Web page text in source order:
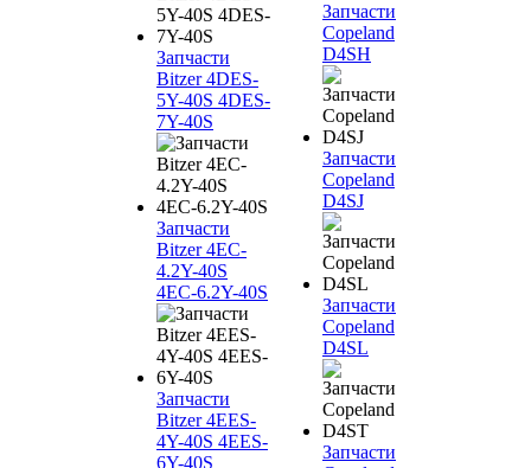
Запчасти
Bitzer 4DES-
5Y-40S 4DES-
7Y-40S
Запчасти
Bitzer 4EC-
4.2Y-40S
4EC-6.2Y-40S
Запчасти
Bitzer 4EES-
4Y-40S 4EES-
6Y-40S
Запчасти
Copeland
D4SH
Запчасти
Copeland
D4SJ
Запчасти
Copeland
D4SL
Запчасти